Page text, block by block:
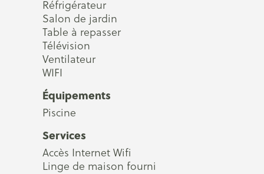
Réfrigérateur
Salon de jardin
Table à repasser
Télévision
Ventilateur
WIFI
Équipements
Piscine
Services
Accès Internet Wifi
Linge de maison fourni